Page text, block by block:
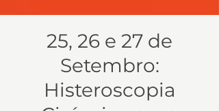
25, 26 e 27 de
Setembro:
Histeroscopia